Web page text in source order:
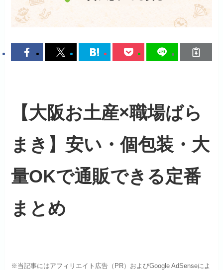
【大阪お土産×職場ばら
まき】安い・個包装・大
量OKで通販できる定番
まとめ
※当記事にはアフィリエイト広告（PR）およびGoogle AdSenseによ